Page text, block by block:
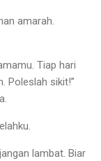
amarah.
Tiap hari
Poleslah sikit!”
lambat. Biar